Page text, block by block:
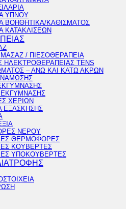
ΥΠΝΟΥ
ΒΟΗΘΗΤΙΚΑ/ΚΑΘΙΣΜΑΤΟΣ
ΚΑΤΑΚΛΙΣΕΩΝ
/ ΠΙΕΣΟΘΕΡΑΠΕΙΑ
ΗΛΕΚΤΡΟΘΕΡΑΠΕΙΑΣ TENS
– ΑΝΩ ΚΑΙ ΚΑΤΩ ΑΚΡΩΝ
ΧΕΡΙΩΝ
ΕΞΑΣΚΗΣΗΣ
ΝΕΡΟΥ
ΘΕΡΜΟΦΟΡΕΣ
ΚΟΥΒΕΡΤΕΣ
ΥΠΟΚΟΥΒΕΡΤΕΣ